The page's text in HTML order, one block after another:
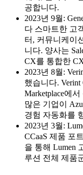
공합니다.
2023년 9월:
다 스마트한 고
터, 커뮤니케이
니다. 양사는
CX를 통합한
2023년 8월:
했습니다. Verint
Marketplace에
많은 기업이
경험 자동화를
2023년 3월:
CCaaS 제품 포
을 통해 Lumen
루션 전체 제품